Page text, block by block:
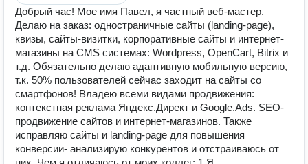
Добрый час! Мое имя Павел, я частный веб-мастер.
Делаю на заказ: одностраничные сайты (landing-page),
квизы, сайты-визитки, корпоративные сайты и интернет-
магазины на CMS системах: Wordpress, OpenCart, Bitrix и
т.д. Обязательно делаю адаптивную мобильную версию,
т.к. 50% пользователей сейчас заходит на сайты со
смартфонов! Владею всеми видами продвижения:
контекстная реклама Яндекс.Директ и Google.Ads. SEO-
продвижение сайтов и интернет-магазинов. Также
исправляю сайты и landing-page для повышения
конверсии- анализирую конкурентов и отстраиваюсь от